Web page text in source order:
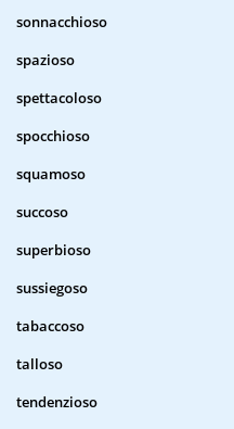
sonnacchioso
spazioso
spettacoloso
spocchioso
squamoso
succoso
superbioso
sussiegoso
tabaccoso
talloso
tendenzioso